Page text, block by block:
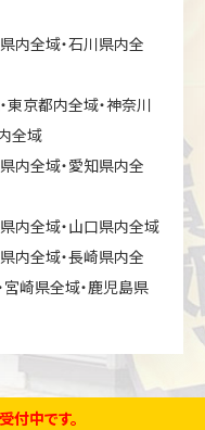
内全域・石川県内全
東京都内全域・神奈川
全域
内全域・愛知県内全
内全域・山口県内全域
内全域・長崎県内全
宮崎県全域・鹿児島県
中です。